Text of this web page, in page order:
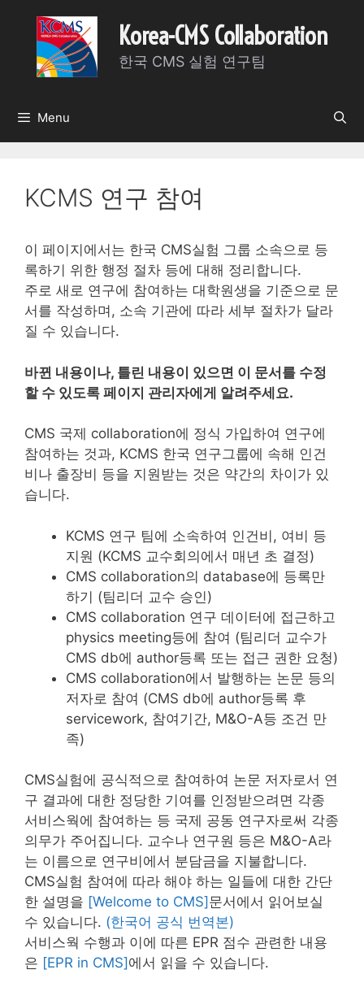
Korea-CMS Collaboration
한국 CMS 실험 연구팀
Menu
KCMS 연구 참여
이 페이지에서는 한국 CMS실험 그룹 소속으로 등
록하기 위한 행정 절차 등에 대해 정리합니다.
주로 새로 연구에 참여하는 대학원생을 기준으로 문
서를 작성하며, 소속 기관에 따라 세부 절차가 달라
질 수 있습니다.
바뀐 내용이나, 틀린 내용이 있으면 이 문서를 수정
할 수 있도록 페이지 관리자에게 알려주세요.
CMS 국제 collaboration에 정식 가입하여 연구에
참여하는 것과, KCMS 한국 연구그룹에 속해 인건
비나 출장비 등을 지원받는 것은 약간의 차이가 있
습니다.
KCMS 연구 팀에 소속하여 인건비, 여비 등
지원 (KCMS 교수회의에서 매년 초 결정)
CMS collaboration의 database에 등록만
하기 (팀리더 교수 승인)
CMS collaboration 연구 데이터에 접근하고
physics meeting등에 참여 (팀리더 교수가
CMS db에 author등록 또는 접근 권한 요청)
CMS collaboration에서 발행하는 논문 등의
저자로 참여 (CMS db에 author등록 후
servicework, 참여기간, M&O-A등 조건 만
족)
CMS실험에 공식적으로 참여하여 논문 저자로서 연
구 결과에 대한 정당한 기여를 인정받으려면 각종
서비스웍에 참여하는 등 국제 공동 연구자로써 각종
의무가 주어집니다. 교수나 연구원 등은 M&O-A라
는 이름으로 연구비에서 분담금을 지불합니다.
CMS실험 참여에 따라 해야 하는 일들에 대한 간단
한 설명을 [Welcome to CMS] 문서에서 읽어보실
수 있습니다. (한국어 공식 번역본)
서비스웍 수행과 이에 따른 EPR 점수 관련한 내용
은 [EPR in CMS] 에서 읽을 수 있습니다.